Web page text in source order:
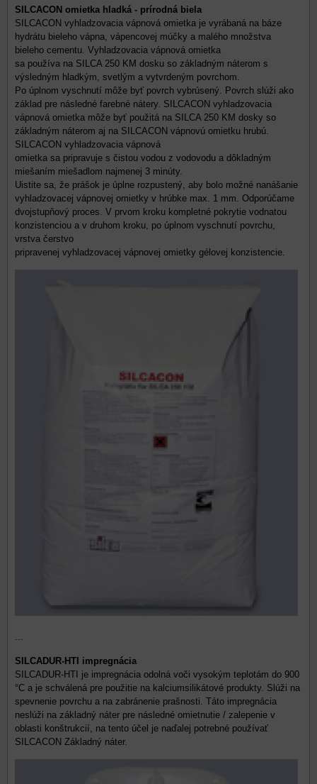
SILCACON omietka hladká - prírodná biela
SILCACON vyhladzovacia vápnová omietka je vyrábaná na báze
hydrátu bieleho vápna, vápencovej múčky a malého množstva
bieleho cementu. Vyhladzovacia vápnová omietka
sa používa na SILCA 250 KM dosku so základným náterom s
výsledným hladkým, svetlým a vytvrdeným povrchom.
Po úplnom vyschnutí môže byť povrch vybrúsený. Povrch slúži ako
základ pre následné farebné nátery. SILCACON vyhladzovacia
vápnová omietka môže byť použitá na SILCA 250 KM dosky so
základným náterom aj na SILCACON vápnovú omietku hrubú.
SILCACON vyhladzovacia vápnová
omietka sa pripravuje s čistou vodou z vodovodu a dôkladným
miešaním miešadlom najmenej 3 minúty.
Uistite sa, že prášok je úplne rozpustený, aby bolo možné nanášanie
vyhladzovacej vápnovej omietky v hrúbke max. 1 mm. Odporúčame
dvojstupňový proces. V prvom kroku kompletné pokrytie vodnatou
konzistenciou a v druhom kroku, po úplnom vyschnutí povrchu,
vrstva čerstvo
pripravenej vyhladzovacej vápnovej omietky gélovej konzistencie.
...
SILCADUR-HTI impregnácia
SILCADUR-HTI je impregnácia odolná voči vysokým teplotám do 900
°C a je schválená pre použitie na kalciumsilikátové produkty. Slúži na
spevnenie povrchu a na zabránenie prašnosti. Táto impregnácia
neslúži na základný náter pre následné omietnutie / zalepenie v
oblasti konštrukcií, na tento účel je naďalej potrebné používať
SILCACON Základný náter.